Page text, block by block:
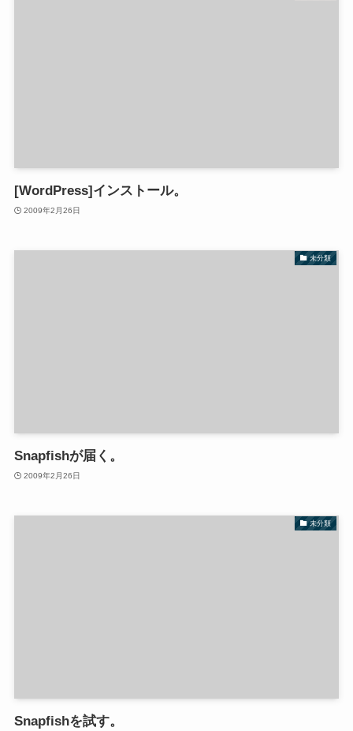
[WordPress]インストール。
2009年2月26日
未分類
Snapfishが届く。
2009年2月26日
未分類
Snapfishを試す。